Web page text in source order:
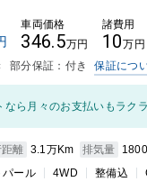
車両価格
346.5万円
諸費用
10万円
部分保証：付き 保証につ
なら月々のお支払いもラク
離 3.1万Km 排気量
パール
4WD 整備込